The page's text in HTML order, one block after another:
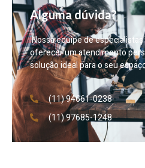
Alguma dúvida?
Nossa equipe de
oferecer um atendimento
solução ideal para o seu
(11) 94661-0238
(11) 97685-1248